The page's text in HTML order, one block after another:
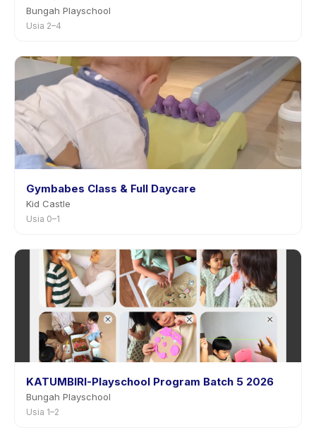
Bungah Playschool
Usia 2–4
Gymbabes Class & Full Daycare
Kid Castle
Usia 0–1
KATUMBIRI-Playschool Program Batch 5 2026
Bungah Playschool
Usia 1–2